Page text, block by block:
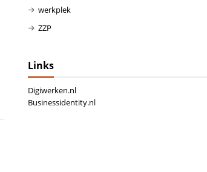
werkplek
ZZP
Links
Digiwerken.nl
Businessidentity.nl